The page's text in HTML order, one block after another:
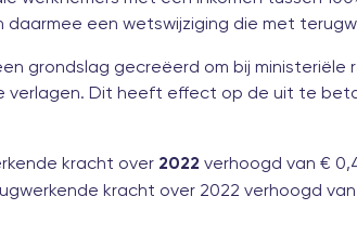
daarmee een wetswijziging die met
grondslag gecreëerd om bij
verlagen. Dit heeft effect op de uit te
kracht over 2022 verhoogd van €
kracht over 2022 verhoogd